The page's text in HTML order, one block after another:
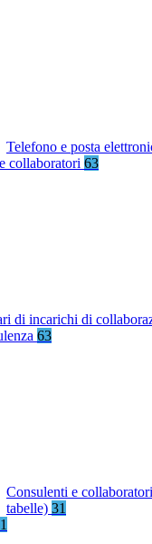
Telefono e posta
collaboratori 63
di incarichi di
63
Consulenti e
tabelle) 31